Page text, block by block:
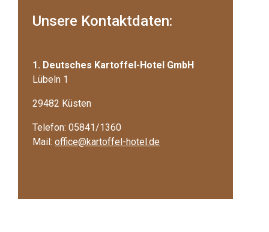
Unsere Kontaktdaten:
1. Deutsches Kartoffel-Hotel GmbH
Lübeln 1
29482 Küsten
Telefon: 05841/1360
Mail: office@kartoffel-hotel.de